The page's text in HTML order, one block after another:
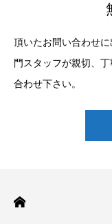
頂いたお問い合わせ
門スタッフが親切、
合わせ下さい。